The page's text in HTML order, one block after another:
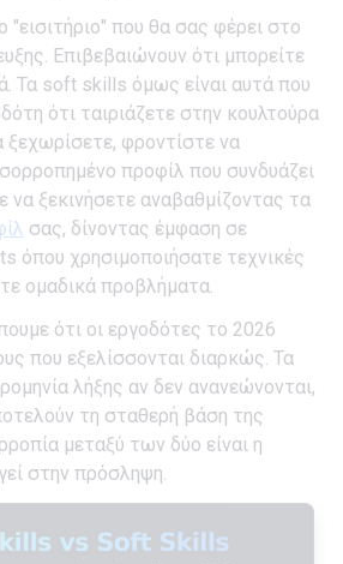
"εισιτήριο" που θα σας φέρει στο
Επιβεβαιώνουν ότι μπορείτε
Τα soft skills όμως είναι αυτά που
ότι ταιριάζετε στην κουλτούρα
ξεχωρίσετε, φροντίστε να
προφίλ που συνδυάζει
να ξεκινήσετε αναβαθμίζοντας τα
σας, δίνοντας έμφαση σε
όπου χρησιμοποιήσατε τεχνικές
ομαδικά προβλήματα.
ότι οι εργοδότες το 2026
που εξελίσσονται διαρκώς. Τα
λήξης αν δεν ανανεώνονται,
τη σταθερή βάση της
μεταξύ των δύο είναι η
στην πρόσληψη.